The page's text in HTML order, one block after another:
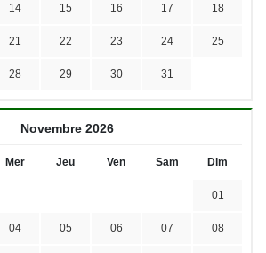
14 15 16 17 18
21 22 23 24 25
28 29 30 31
Novembre 2026
Mer Jeu Ven Sam Dim
01
04 05 06 07 08